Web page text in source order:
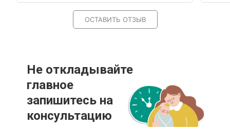
ОСТАВИТЬ ОТЗЫВ
Не откладывайте
главное
запишитесь на
консультацию